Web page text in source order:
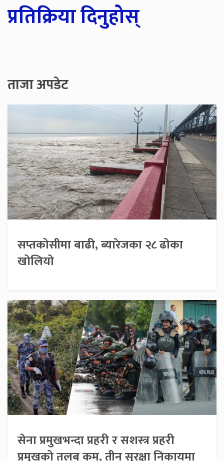
प्रतिक्रिया दिनुहोस्
ताजा अपडेट
सप्तकोसीमा बाढी, ब्यारेजका २८ ढोका
खोलियो
सेना प्रमुखभन्दा प्रहरी र सशस्त्र प्रहरी